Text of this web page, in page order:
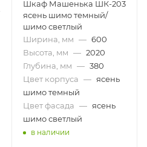
Шкаф Машенька ШК-203
ясень шимо темный/
шимо светлый
Ширина, мм — 600
Высота, мм — 2020
Глубина, мм — 380
Цвет корпуса — ясень
шимо темный
Цвет фасада — ясень
шимо светлый
в наличии